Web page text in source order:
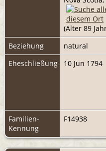
(Alter 89
Beziehung
natural
Eheschließung
10 Jun 1794
Familien-
Kennung
F14938